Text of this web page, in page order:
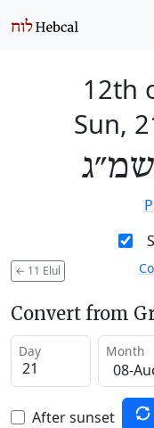
12th
Sun,
← 11 Elul
Convert from
Day Month
After sunset